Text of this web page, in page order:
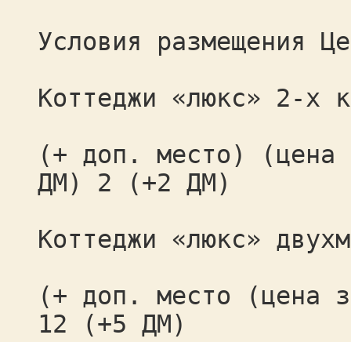
Условия размещения
Коттеджи «люкс» 2-х
(+ доп. место) (цена
ДМ) 2 (+2 ДМ)
Коттеджи «люкс»
(+ доп. место (цена
12 (+5 ДМ)